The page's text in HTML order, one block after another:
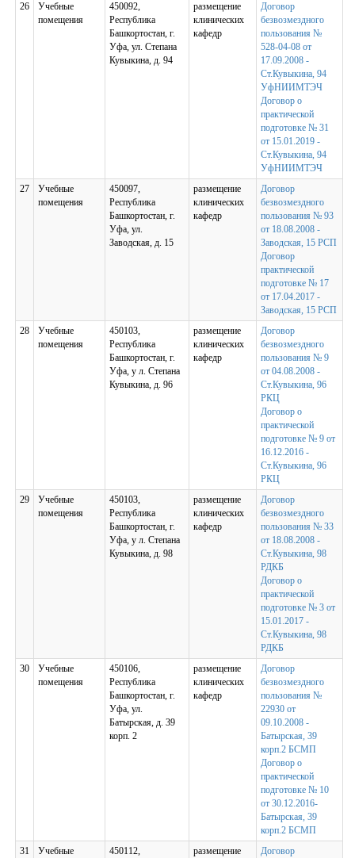
26
Учебные
помещения
450092,
Республика
Башкортостан, г.
Уфа, ул. Степана
Кувыкина, д. 94
размещение
клинических
кафедр
Договор
безвозмездного
пользования №
528-04-08 от
17.09.2008 -
Ст.Кувыкина, 94
УфНИИМТЭЧ
Договор о
практической
подготовке № 31
от 15.01.2019 -
Ст.Кувыкина, 94
УфНИИМТЭЧ
27
Учебные
помещения
450097,
Республика
Башкортостан, г.
Уфа, ул.
Заводская, д. 15
размещение
клинических
кафедр
Договор
безвозмездного
пользования № 93
от 18.08.2008 -
Заводская, 15 РСП
Договор
практической
подготовке № 17
от 17.04.2017 -
Заводская, 15 РСП
28
Учебные
помещения
450103,
Республика
Башкортостан, г.
Уфа, у л. Степана
Кувыкина, д. 96
размещение
клинических
кафедр
Договор
безвозмездного
пользования № 9
от 04.08.2008 -
Ст.Кувыкина, 96
РКЦ
Договор о
практической
подготовке № 9 от
16.12.2016 -
Ст.Кувыкина, 96
РКЦ
29
Учебные
помещения
450103,
Республика
Башкортостан, г.
Уфа, у л. Степана
Кувыкина, д. 98
размещение
клинических
кафедр
Договор
безвозмездного
пользования № 33
от 18.08.2008 -
Ст.Кувыкина, 98
РДКБ
Договор о
практической
подготовке № 3 от
15.01.2017 -
Ст.Кувыкина, 98
РДКБ
30
Учебные
помещения
450106,
Республика
Башкортостан, г.
Уфа, ул.
Батырская, д. 39
корп. 2
размещение
клинических
кафедр
Договор
безвозмездного
пользования №
22930 от
09.10.2008 -
Батырская, 39
корп.2 БСМП
Договор о
практической
подготовке № 10
от 30.12.2016-
Батырская, 39
корп.2 БСМП
31
Учебные
450112,
размещение
Договор